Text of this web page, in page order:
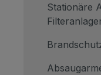
Stationäre